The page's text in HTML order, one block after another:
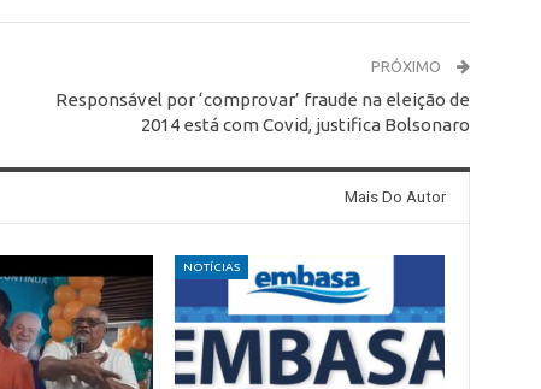
PRÓXIMO
Responsável por ‘comprovar’ fraude na eleição de
2014 está com Covid, justifica Bolsonaro
Mais Do Autor
NOTÍCIAS